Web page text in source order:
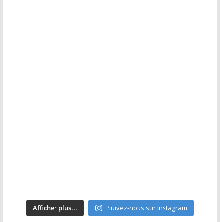
Afficher plus... Suivez-nous sur Instagram